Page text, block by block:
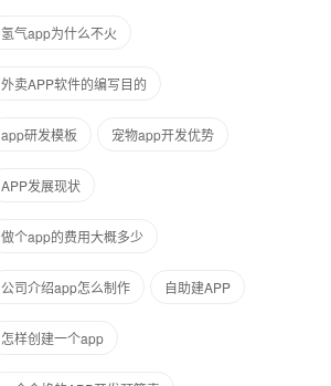
氢气app为什么不火
外卖APP软件的编写目的
app研发模板 宠物app开发优势
APP发展现状
做个app的费用大概多少
公司介绍app怎么制作 自助建APP
怎样创建一个app